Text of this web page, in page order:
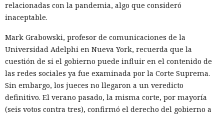
relacionadas con la pandemia, algo que consideró
inaceptable.
Mark Grabowski, profesor de comunicaciones de la
Universidad Adelphi en Nueva York, recuerda que la
cuestión de si el gobierno puede influir en el contenido de
las redes sociales ya fue examinada por la Corte Suprema.
Sin embargo, los jueces no llegaron a un veredicto
definitivo. El verano pasado, la misma corte, por mayoría
(seis votos contra tres), confirmó el derecho del gobierno a